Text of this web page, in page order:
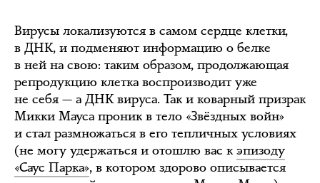
Вирусы локализуются в самом сердце клетки,
в ДНК, и подменяют информацию о белке
в ней на свою: таким образом, продолжающая
репродукцию клетка воспроизводит уже
не себя — а ДНК вируса. Так и коварный призрак
Микки Мауса проник в тело «Звёздных войн»
и стал размножаться в его тепличных условиях
(не могу удержаться и отошлю вас к эпизоду
«Саус Парка», в котором здорово описывается